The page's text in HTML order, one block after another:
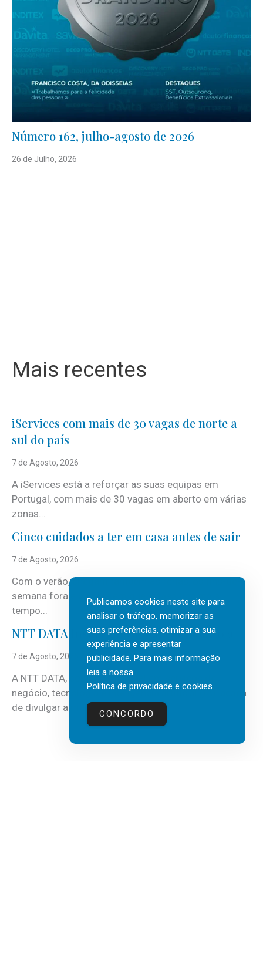
Número 162, julho-agosto de 2026
26 de Julho, 2026
Mais recentes
iServices com mais de 30 vagas de norte a
sul do país
7 de Agosto, 2026
A iServices está a reforçar as suas equipas em
Portugal, com mais de 30 vagas em aberto em várias
zonas...
Cinco cuidados a ter em casa antes de sair
7 de Agosto, 2026
Com o verão, chegam também as férias, os fins-de-
semana fora e os dias em que a casa fica mais
tempo...
NTT DATA Insurtech Global Outlook 2026
7 de Agosto, 2026
A NTT DATA, consultora global em serviços de
negócio, tecnologia e inteligência artificial (IA), acaba
de divulgar a mais recente...
Publicamos cookies neste site para
analisar o tráfego, memorizar as
suas preferências, otimizar a sua
experiência e apresentar
publicidade. Para mais informação
leia a nossa
Política de privacidade e cookies.
CONCORDO